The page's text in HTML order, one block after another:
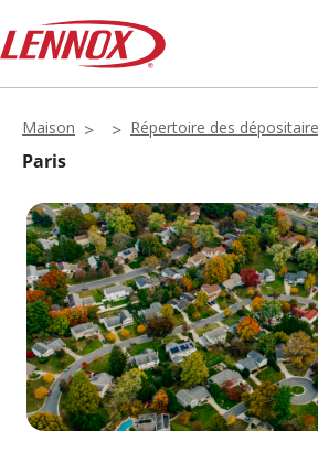
Maison Répertoire des
Paris